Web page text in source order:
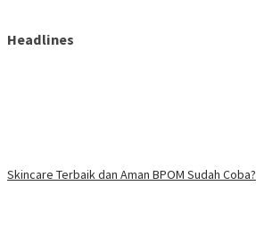
Headlines
Skincare Terbaik dan Aman BPOM Sudah Coba?